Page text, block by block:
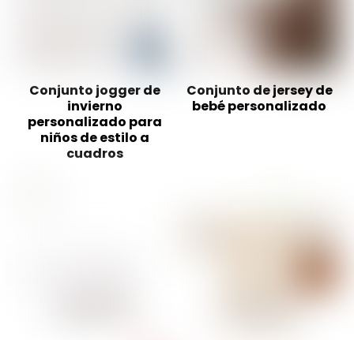
Conjunto jogger de
invierno
personalizado para
niños de estilo a
cuadros
Conjunto de jersey de
bebé personalizado